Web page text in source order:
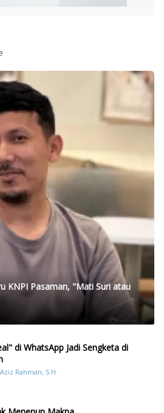
KNPI Pasaman, "Mati Suri atau
di WhatsApp Jadi Sengketa di
Rahman, S.H